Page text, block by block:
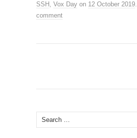
SSH , Vox Day on 12 October 2019.
comment
Search
for: